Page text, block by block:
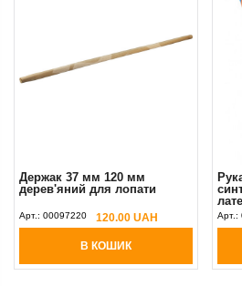
Держак 37 мм 120 мм
дерев'яний для лопати
Арт.: 00097220 120.00 UAH
В КОШИК
(XL)
Арт.: